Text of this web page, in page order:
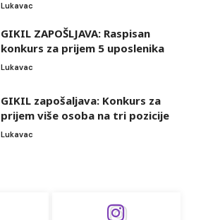
Lukavac
GIKIL ZAPOŠLJAVA: Raspisan
konkurs za prijem 5 uposlenika
Lukavac
GIKIL zapošaljava: Konkurs za
prijem više osoba na tri pozicije
Lukavac